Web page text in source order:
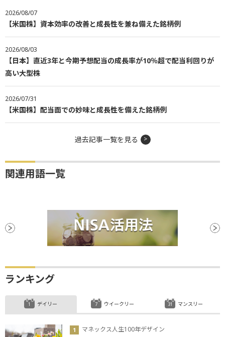
2026/08/07
【米国株】資本効率の改善と成長性を兼ね備えた銘柄例
2026/08/03
【日本】直近3年と今期予想配当の成長率が10％超で配当利回りが
高い大型株
2026/07/31
【米国株】配当面での妙味と成長性を備えた銘柄例
過去記事一覧を見る
関連用語一覧
ランキング
デイリー
マネックス人生100年デザイン
ウイークリー マンスリー